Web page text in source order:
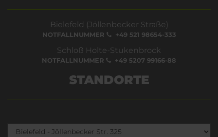
Bielefeld (Jöllenbecker Straße)
NOTFALLNUMMER +49 521 98654-333
Schloß Holte-Stukenbrock
NOTFALLNUMMER +49 5207 99166-88
STANDORTE